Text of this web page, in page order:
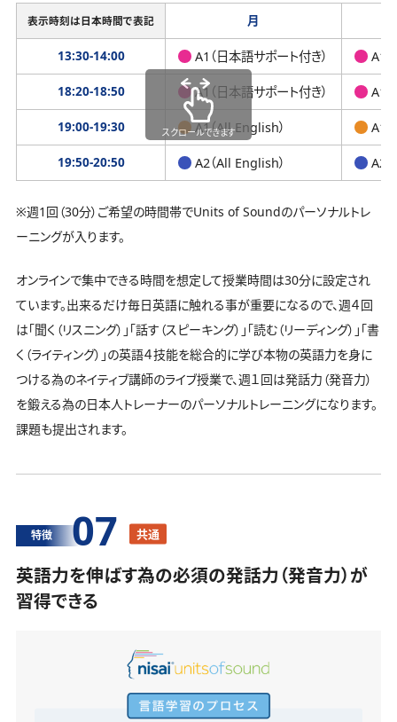
表示時刻は日本時間で表記 月
13:30-14:00 A1（日本語サポート付き） A1
18:20-18:50 A1（日本語サポート付き） A1
19:00-19:30 A1（All English） A1
19:50-20:50 A2（All English） A2
スクロールできます
※週1回（30分）ご希望の時間帯でUnits of Soundのパーソナルトレ
ーニングが入ります。
オンラインで集中できる時間を想定して授業時間は30分に設定され
ています。出来るだけ毎日英語に触れる事が重要になるので、週４回
は「聞く（リスニング）」「話す（スピーキング）」「読む（リーディング）」「書
く（ライティング）」の英語４技能を総合的に学び本物の英語力を身に
つける為のネイティブ講師のライブ授業で、週１回は発話力（発音力）
を鍛える為の日本人トレーナーのパーソナルトレーニングになります。
課題も提出されます。
特徴 07 共通
英語力を伸ばす為の必須の発話力（発音力）が
習得できる